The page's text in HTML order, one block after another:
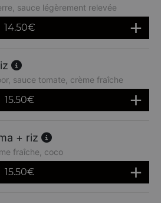
sauce légèrement relevée
14.50€
sauce tomate, crème fraîche
15.50€
+ riz
fraîche, coco
15.50€